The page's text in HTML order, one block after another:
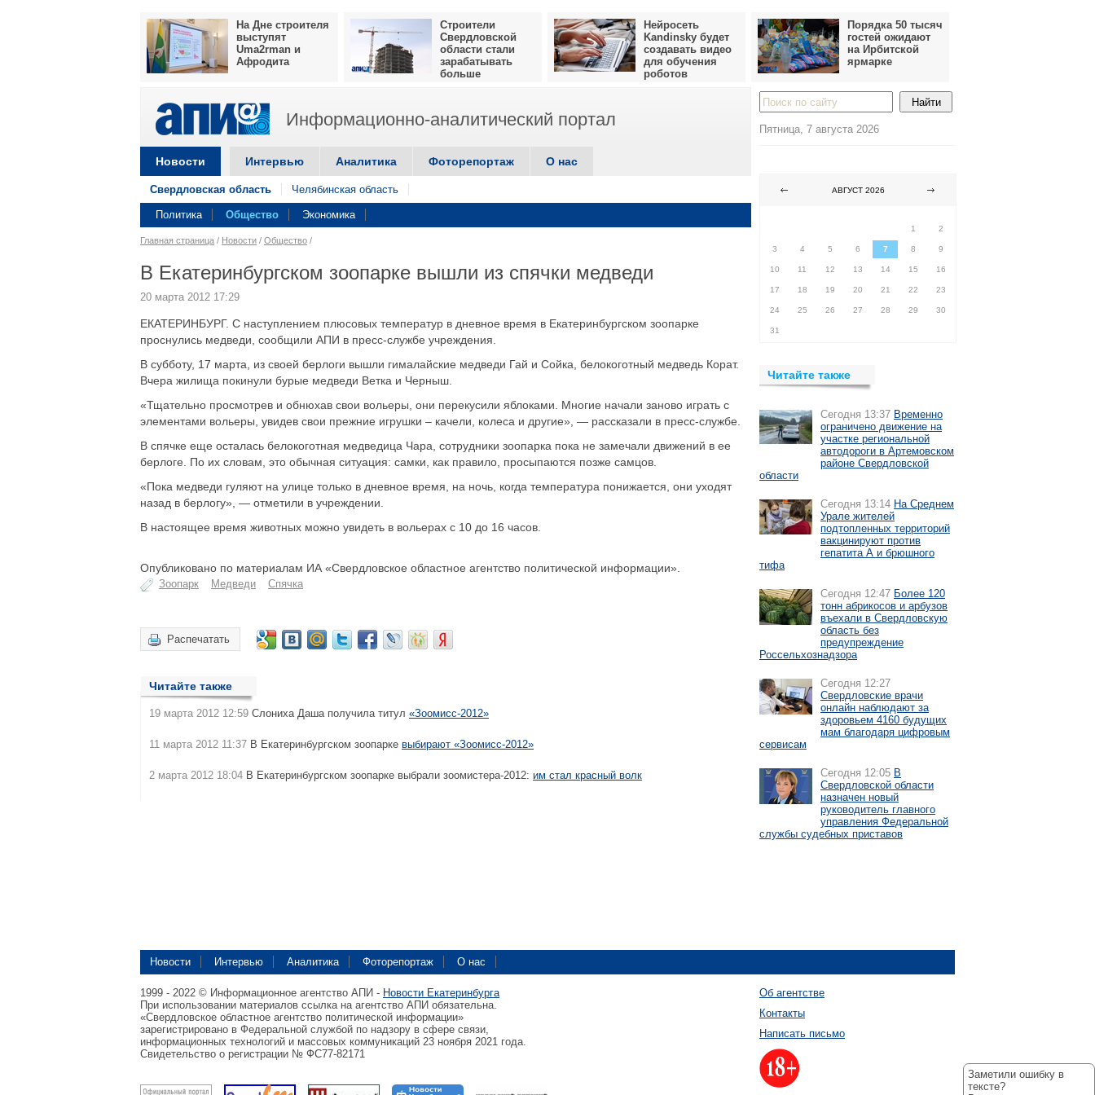
На Дне строителя
выступят
Uma2rman и
Афродита
Строители
Свердловской
области стали
зарабатывать
больше
Нейросеть
Kandinsky будет
создавать видео
для обучения
роботов
Порядка 50 тысяч
гостей ожидают
на Ирбитской
ярмарке
Информационно-аналитический портал
Новости Интервью Аналитика Фоторепортаж О нас
Свердловская область Челябинская область
Политика Общество Экономика
Главная страница / Новости / Общество /
В Екатеринбургском зоопарке вышли из спячки медведи
20 марта 2012 17:29
ЕКАТЕРИНБУРГ. С наступлением плюсовых температур в дневное время в Екатеринбургском зоопарке
проснулись медведи, сообщили АПИ в пресс-службе учреждения.
В субботу, 17 марта, из своей берлоги вышли гималайские медведи Гай и Сойка, белокоготный медведь Корат.
Вчера жилища покинули бурые медведи Ветка и Черныш.
«Тщательно просмотрев и обнюхав свои вольеры, они перекусили яблоками. Многие начали заново играть с
элементами вольеры, увидев свои прежние игрушки – качели, колеса и другие», — рассказали в пресс-службе.
В спячке еще осталась белокоготная медведица Чара, сотрудники зоопарка пока не замечали движений в ее
берлоге. По их словам, это обычная ситуация: самки, как правило, просыпаются позже самцов.
«Пока медведи гуляют на улице только в дневное время, на ночь, когда температура понижается, они уходят
назад в берлогу», — отметили в учреждении.
В настоящее время животных можно увидеть в вольерах с 10 до 16 часов.
Опубликовано по материалам ИА «Свердловское областное агентство политической информации».
Зоопарк Медведи Спячка
Распечатать
Читайте также
19 марта 2012 12:59 Слониха Даша получила титул «Зоомисс-2012»
11 марта 2012 11:37 В Екатеринбургском зоопарке выбирают «Зоомисс-2012»
2 марта 2012 18:04 В Екатеринбургском зоопарке выбрали зоомистера-2012: им стал красный волк
Пятница, 7 августа 2026
АВГУСТ 2026
1
2
3 4 5 6 7 8 9
10 11 12 13 14 15 16
17 18 19 20 21 22 23
24 25 26 27 28 29 30
31
Читайте также
Сегодня 13:37 Временно
ограничено движение на
участке региональной
автодороги в Артемовском
районе Свердловской
области
Сегодня 13:14 На Среднем
Урале жителей
подтопленных территорий
вакцинируют против
гепатита А и брюшного
тифа
Сегодня 12:47 Более 120
тонн абрикосов и арбузов
въехали в Свердловскую
область без
предупреждение
Россельхознадзора
Сегодня 12:27
Свердловские врачи
онлайн наблюдают за
здоровьем 4160 будущих
мам благодаря цифровым
сервисам
Сегодня 12:05 В
Свердловской области
назначен новый
руководитель главного
управления Федеральной
службы судебных приставов
Новости Интервью Аналитика Фоторепортаж О нас
1999 - 2022 © Информационное агентство АПИ - Новости Екатеринбурга
При использовании материалов ссылка на агентство АПИ обязательна.
«Свердловское областное агентство политической информации»
зарегистрировано в Федеральной службой по надзору в сфере связи,
информационных технологий и массовых коммуникаций 23 ноября 2021 года.
Свидетельство о регистрации № ФС77-82171
Об агентстве
Контакты
Написать письмо
Заметили ошибку в
тексте?